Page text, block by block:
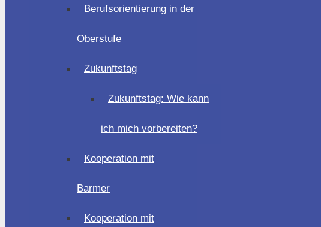
Berufsorientierung in der
Oberstufe
Zukunftstag
Zukunftstag: Wie kann
ich mich vorbereiten?
Kooperation mit
Barmer
Kooperation mit